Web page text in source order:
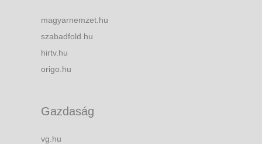
magyarnemzet.hu
szabadfold.hu
hirtv.hu
origo.hu
Gazdaság
vg.hu